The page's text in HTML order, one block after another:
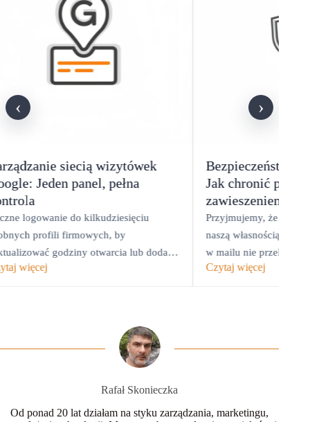
siecią wizytówek
Jeden panel, pełna
logowanie do kilkudziesięciu
profili firmowych, by
godziny otwarcia lub dodać
wydaje się prostą pracą operacyjną.
więcej
Bezpieczeństwo
Jak chronić profil
zawieszeniem?
Przyjmujemy, że profil
naszą własnością,
w mailu nie przekaże
komuś…
Czytaj więcej
‹ ›
Rafał Skonieczka
Od ponad 20 lat działam na styku zarządzania, marketingu,